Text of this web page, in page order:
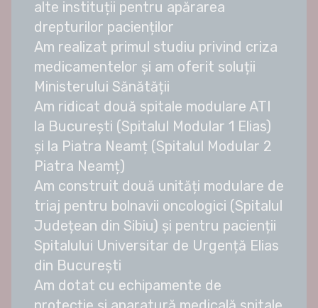
alte instituții pentru apărarea
drepturilor pacienților
Am realizat primul studiu privind criza
medicamentelor și am oferit soluții
Ministerului Sănătății
Am ridicat două spitale modulare ATI
la București (Spitalul Modular 1 Elias)
și la Piatra Neamț (Spitalul Modular 2
Piatra Neamț)
Am construit două unități modulare de
triaj pentru bolnavii oncologici (Spitalul
Județean din Sibiu) și pentru pacienții
Spitalului Universitar de Urgență Elias
din București
Am dotat cu echipamente de